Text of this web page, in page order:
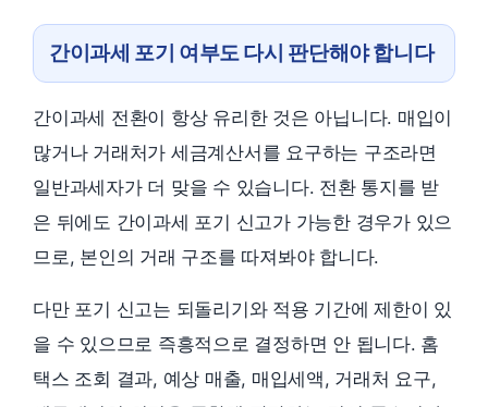
간이과세 포기 여부도 다시 판단해야 합니다
간이과세 전환이 항상 유리한 것은 아닙니다. 매입이
많거나 거래처가 세금계산서를 요구하는 구조라면
일반과세자가 더 맞을 수 있습니다. 전환 통지를 받
은 뒤에도 간이과세 포기 신고가 가능한 경우가 있으
므로, 본인의 거래 구조를 따져봐야 합니다.
다만 포기 신고는 되돌리기와 적용 기간에 제한이 있
을 수 있으므로 즉흥적으로 결정하면 안 됩니다. 홈
택스 조회 결과, 예상 매출, 매입세액, 거래처 요구,